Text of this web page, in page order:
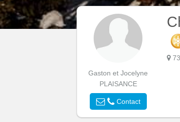
Gaston et Jocelyne
PLAISANCE
Contact